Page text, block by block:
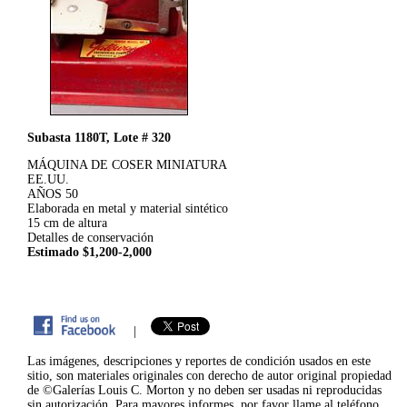
Subasta 1180T, Lote # 320
MÁQUINA DE COSER MINIATURA
EE.UU.
AÑOS 50
Elaborada en metal y material sintético
15 cm de altura
Detalles de conservación
Estimado $1,200-2,000
|
Las imágenes, descripciones y reportes de condición usados en este
sitio, son materiales originales con derecho de autor original propiedad
de ©Galerías Louis C. Morton y no deben ser usadas ni reproducidas